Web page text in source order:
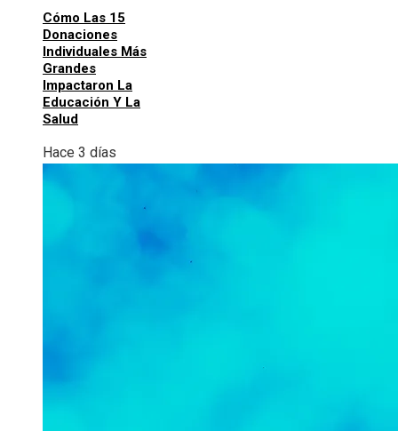
Cómo Las 15
Donaciones
Individuales Más
Grandes
Impactaron La
Educación Y La
Salud
Hace 3 días